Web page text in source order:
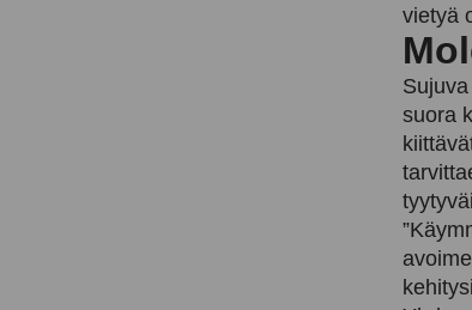
vietyä
suora